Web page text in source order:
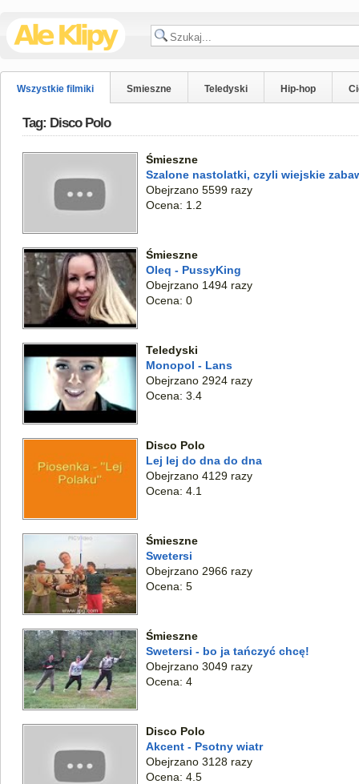
Wszystkie filmiki Smieszne Teledyski Hip-hop
Tag: Disco Polo
Śmieszne
Szalone nastolatki, czyli wiejskie
Obejrzano 5599 razy
Ocena: 1.2
Śmieszne
Oleq - PussyKing
Obejrzano 1494 razy
Ocena: 0
Teledyski
Monopol - Lans
Obejrzano 2924 razy
Ocena: 3.4
Disco Polo
Lej lej do dna do dna
Obejrzano 4129 razy
Ocena: 4.1
Śmieszne
Swetersi
Obejrzano 2966 razy
Ocena: 5
Śmieszne
Swetersi - bo ja tańczyć chcę!
Obejrzano 3049 razy
Ocena: 4
Disco Polo
Akcent - Psotny wiatr
Obejrzano 3128 razy
Ocena: 4.5